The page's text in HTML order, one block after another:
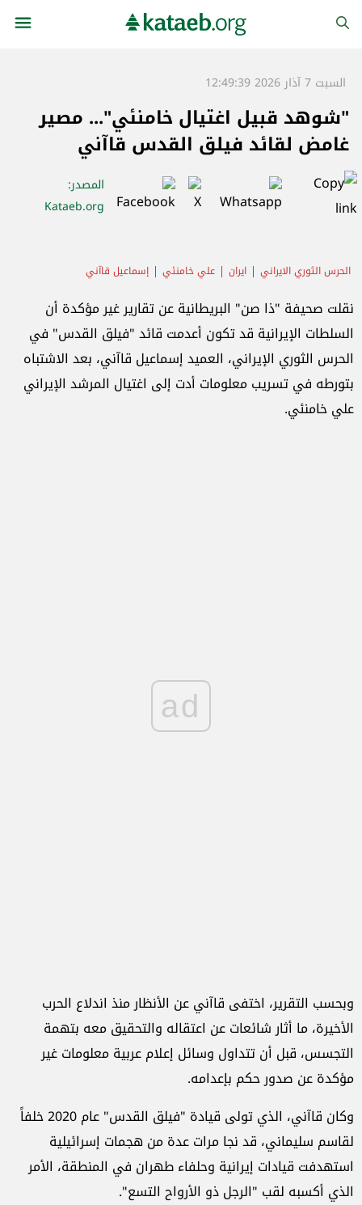
السبت 7 آذار 2026 12:49:39
"شوهد قبيل اغتيال خامنئي"... مصير
غامض لقائد فيلق القدس قاآني
المصدر:
Kataeb.org
الحرس الثوري الايراني ايران علي خامنئي إسماعيل قاآني
نقلت صحيفة "ذا صن" البريطانية عن تقارير غير مؤكدة أن
السلطات الإيرانية قد تكون أعدمت قائد "فيلق القدس" في
الحرس الثوري الإيراني، العميد إسماعيل قاآني، بعد الاشتباه
بتورطه في تسريب معلومات أدت إلى اغتيال المرشد الإيراني
علي خامنئي.
ad
وبحسب التقرير، اختفى قاآني عن الأنظار منذ اندلاع الحرب
الأخيرة، ما أثار شائعات عن اعتقاله والتحقيق معه بتهمة
التجسس، قبل أن تتداول وسائل إعلام عربية معلومات غير
مؤكدة عن صدور حكم بإعدامه.
وكان قاآني، الذي تولى قيادة "فيلق القدس" عام 2020 خلفاً
لقاسم سليماني، قد نجا مرات عدة من هجمات إسرائيلية
استهدفت قيادات إيرانية وحلفاء طهران في المنطقة، الأمر
الذي أكسبه لقب "الرجل ذو الأرواح التسع".